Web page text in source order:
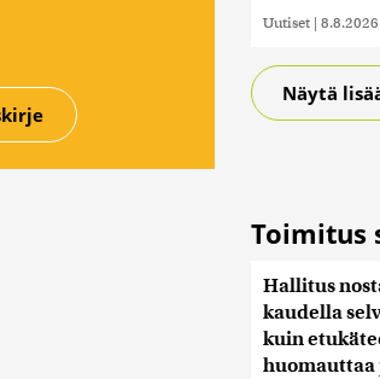
Uutiset |
Näytä
Toimitus
Hallitus
kaudella
kuin